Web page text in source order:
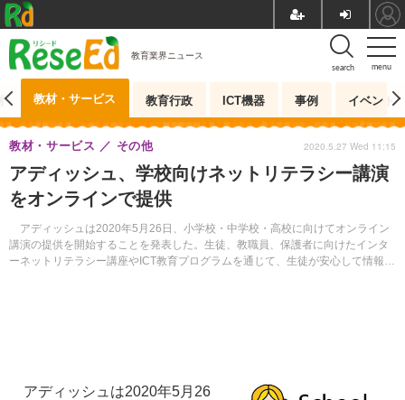
menu
search
教育業界ニュース
教材・サービス 教育行政 ICT機器 事例 イベント
アディッシュ、学校向けネットリテラシー講演
をオンラインで提供
アディッシュは2020年5月26日、小学校・中学校・高校に向けてオンライン
講演の提供を開始することを発表した。生徒、教職員、保護者に向けたインタ
ーネットリテラシー講座やICT教育プログラムを通じて、生徒が安心して情報社
教材・サービス その他 2020.5.27 Wed 11:15
アディッシュは2020年5月26